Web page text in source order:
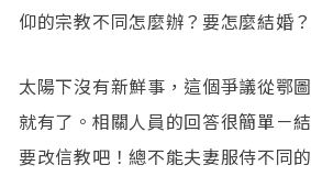
仰的宗教不同怎麼辦？要怎麼結婚？
太陽下沒有新鮮事，這個爭議從鄂
就有了。相關人員的回答很簡單－
要改信教吧！總不能夫妻服侍不同